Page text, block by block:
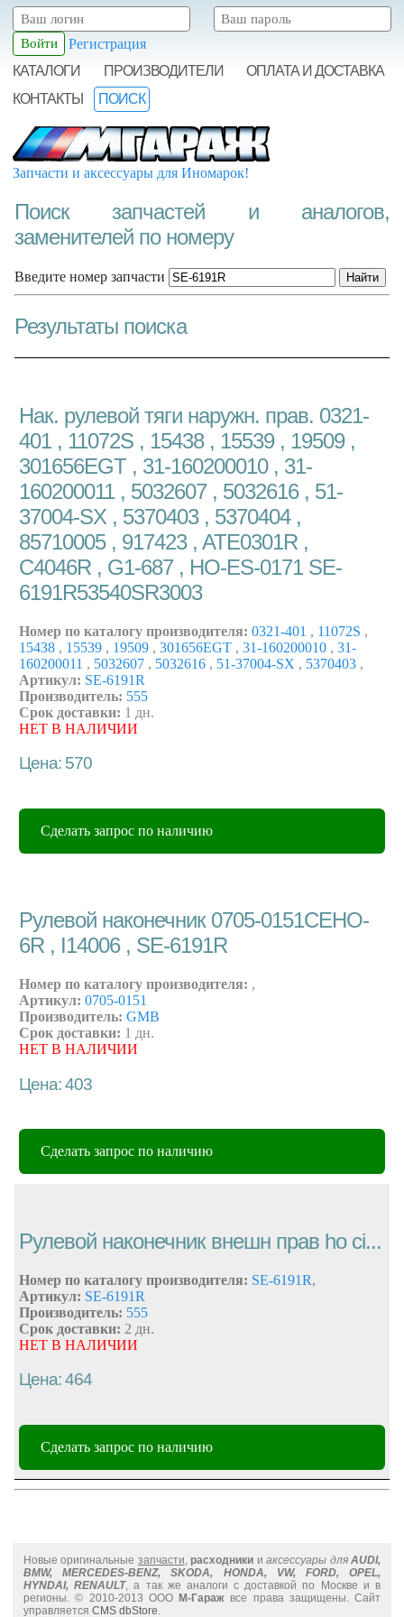
Регистрация
КАТАЛОГИ
ПРОИЗВОДИТЕЛИ
ОПЛАТА И ДОСТАВКА
КОНТАКТЫ
ПОИСК
Запчасти и аксессуары для Иномарок!
Поиск запчастей и аналогов,
заменителей по номеру
Введите номер запчасти
Результаты поиска
Нак. рулевой тяги наружн. прав. 0321-
401 , 11072S , 15438 , 15539 , 19509 ,
301656EGT , 31-160200010 , 31-
160200011 , 5032607 , 5032616 , 51-
37004-SX , 5370403 , 5370404 ,
85710005 , 917423 , ATE0301R ,
C4046R , G1-687 , HO-ES-0171 SE-
6191R53540SR3003
Номер по каталогу производителя: 0321-401 , 11072S ,
15438 , 15539 , 19509 , 301656EGT , 31-160200010 , 31-
160200011 , 5032607 , 5032616 , 51-37004-SX , 5370403 ,
Артикул: SE-6191R
Производитель: 555
Срок доставки: 1 дн.
НЕТ В НАЛИЧИИ
Цена: 570
Сделать запрос по наличию
Рулевой наконечник 0705-0151CEHO-
6R , I14006 , SE-6191R
Номер по каталогу производителя: ,
Артикул: 0705-0151
Производитель: GMB
Срок доставки: 1 дн.
НЕТ В НАЛИЧИИ
Цена: 403
Сделать запрос по наличию
Рулевой наконечник внешн прав ho ci...
Номер по каталогу производителя: SE-6191R,
Артикул: SE-6191R
Производитель: 555
Срок доставки: 2 дн.
НЕТ В НАЛИЧИИ
Цена: 464
Сделать запрос по наличию
Новые оригинальные запчасти, расходники иаксессуары дляAUDI,
BMW, MERCEDES-BENZ, SKODA, HONDA, VW, FORD, OPEL,
HYNDAI, RENAULT, а так же аналоги с доставкой по Москве и в
регионы. © 2010-2013 ООО М-Гараж все права защищены. Сайт
управляется CMS dbStore.